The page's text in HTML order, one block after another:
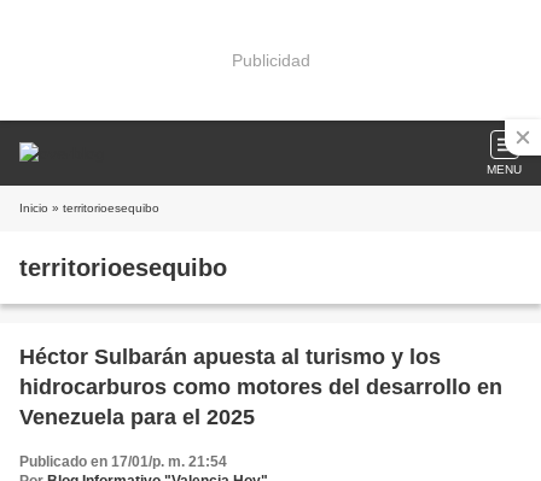
Publicidad
MENU
Inicio » territorioesequibo
territorioesequibo
Héctor Sulbarán apuesta al turismo y los
hidrocarburos como motores del desarrollo en
Venezuela para el 2025
Publicado en 17/01/p. m. 21:54